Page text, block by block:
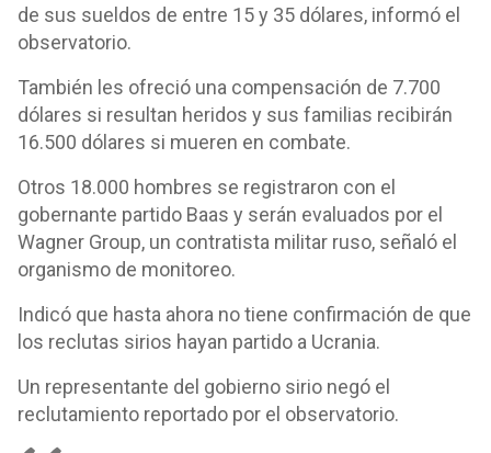
de sus sueldos de entre 15 y 35 dólares, informó el
observatorio.
También les ofreció una compensación de 7.700
dólares si resultan heridos y sus familias recibirán
16.500 dólares si mueren en combate.
Otros 18.000 hombres se registraron con el
gobernante partido Baas y serán evaluados por el
Wagner Group, un contratista militar ruso, señaló el
organismo de monitoreo.
Indicó que hasta ahora no tiene confirmación de que
los reclutas sirios hayan partido a Ucrania.
Un representante del gobierno sirio negó el
reclutamiento reportado por el observatorio.